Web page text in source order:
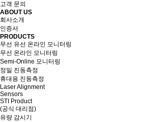
고객 문의
ABOUT US
회사소개
인증서
PRODUCTS
무선 유선 온라인 모니터링
무선 온라인 모니터링
Semi-Online 모니터링
정밀 진동측정
휴대용 진동측정
Laser Alignment
Sensors
STI Product
(공식 대리점)
유량 감시기